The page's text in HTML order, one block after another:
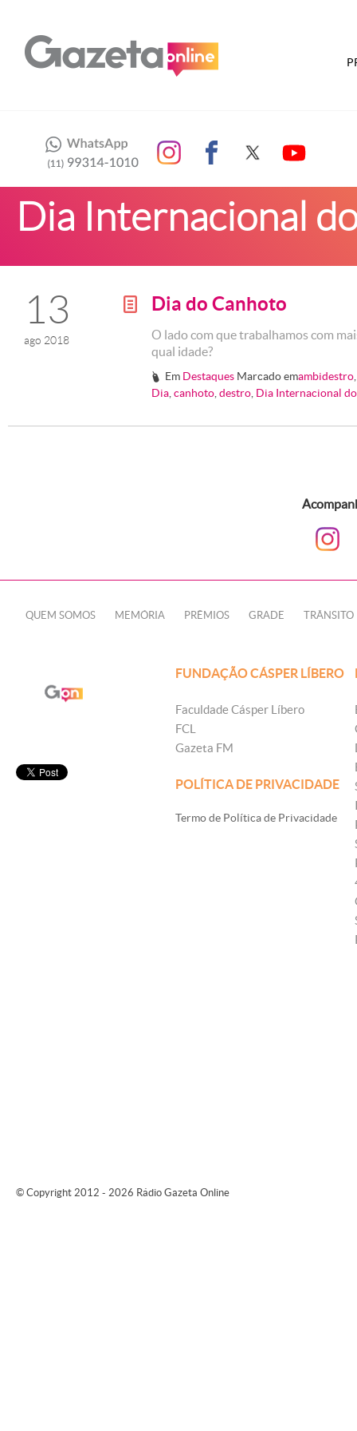
Dia Internacional
13
ago 2018
g Dia do Canhoto
O lado com que trabalhamos com
qual idade?
# Em Destaques Marcado emambidestro
Dia canhoto destro Dia Internacional
QUEM SOMOS MEMÓRIA PRÊMIOS GRADE TRÂNSITO
FUNDAÇÃO CÁSPER LÍBERO
Faculdade Cásper Líbero
FCL
Gazeta FM
POLÍTICA DE PRIVACIDADE
Termo de Política de Privacidade
© Copyright 2012 - 2026 Rádio Gazeta Online